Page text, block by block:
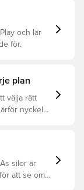
och lär
för.
plan
välja rätt
nyckeln
silor är
att se om